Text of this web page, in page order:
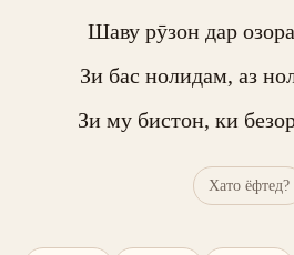
Шаву рӯзон дар
Зи бас нолидам, аз
Зи му бистон, ки
Хато ёфтед?